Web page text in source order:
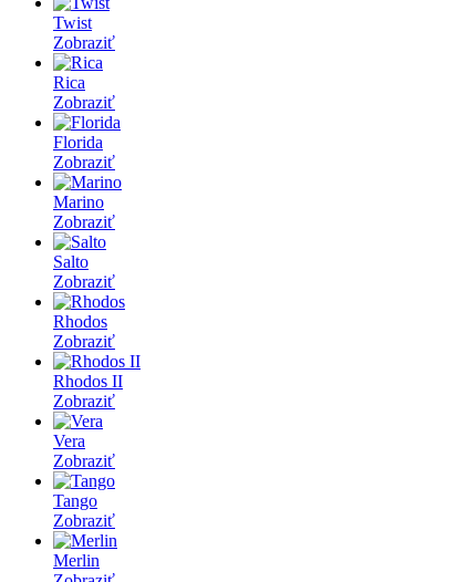
Twist
Zobraziť
Rica
Zobraziť
Florida
Zobraziť
Marino
Zobraziť
Salto
Zobraziť
Rhodos
Zobraziť
Rhodos II
Zobraziť
Vera
Zobraziť
Tango
Zobraziť
Merlin